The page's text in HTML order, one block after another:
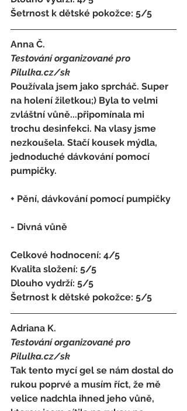
Šetrnost k dětské pokožce: 5/5
Anna Č.
Testování organizované pro
Pilulka.cz/sk
Používala jsem jako sprcháč. Super
na holení žiletkou;) Byla to velmi
zvláštní vůně...připomínala mi
trochu desinfekci. Na vlasy jsme
nezkoušela. Stačí kousek mýdla,
jednoduché dávkování pomocí
pumpičky.
+ Pění, dávkování pomocí pumpičky
- Divná vůně
Celkové hodnocení: 4/5
Kvalita složení: 5/5
Dlouho vydrží: 5/5
Šetrnost k dětské pokožce: 5/5
Adriana K.
Testování organizované pro
Pilulka.cz/sk
Tak tento mycí gel se nám dostal do
rukou poprvé a musím říct, že mě
velice nadchla ihned jeho vůně,